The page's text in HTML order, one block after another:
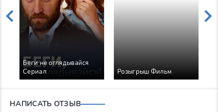
Беги не оглядывайся
Сериал
Розыгрыш Фильм
НАПИСАТЬ ОТЗЫВ